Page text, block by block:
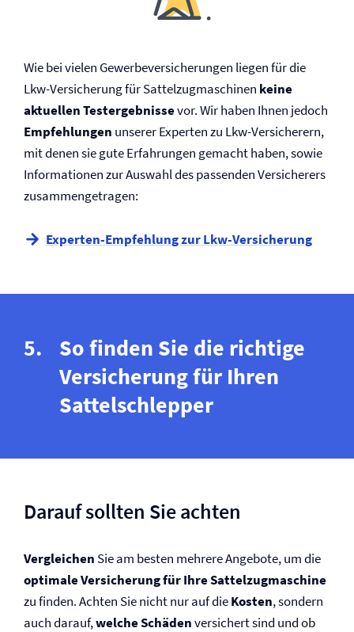
Wie bei vielen Gewerbe­versicherungen liegen für die
Lkw-Versicherung für Sattelzugmaschinen keine
aktuellen Testergebnissevor. Wir haben Ihnen jedoch
Empfehlungen unserer Experten zu Lkw-Versicherern,
mit denen sie gute Erfahrungen gemacht haben, sowie
Informationen zur Auswahl des passenden Versicherers
zusammengetragen:
Experten-Empfehlung zur Lkw-Versicherung
So finden Sie die richtige
Versicherung für Ihren
Sattelschlepper
Darauf sollten Sie achten
Vergleichen Sie am besten mehrere Angebote, um die
optimale Versicherung für Ihre Sattelzugmaschine
zu finden. Achten Sie nicht nur auf dieKosten, sondern
auch darauf,welche Schädenversichert sind und ob